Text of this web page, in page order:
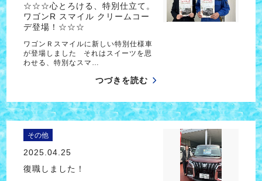
☆☆☆心とろける、特別仕立て。
ワゴンR スマイル クリームコー
デ登場！☆☆☆
ワゴンＲスマイルに新しい特別仕様車
が登場しました それはスイーツを思
わせる、特別なスマ…
つづきを読む
その他
2025.04.25
復職しました！